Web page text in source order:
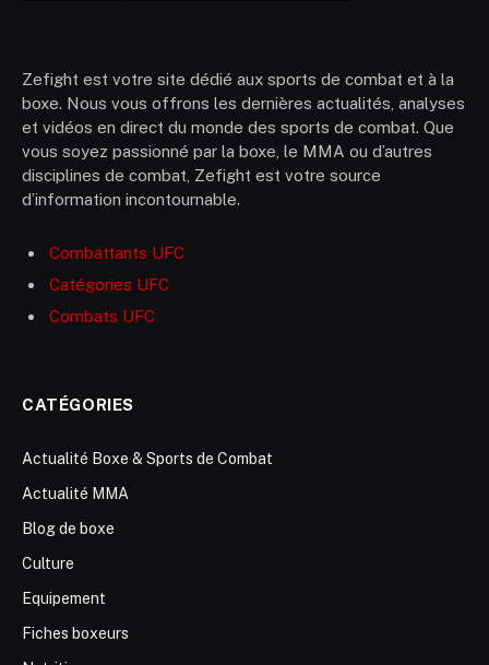
Zefight est votre site dédié aux sports de combat et à la
boxe. Nous vous offrons les dernières actualités, analyses
et vidéos en direct du monde des sports de combat. Que
vous soyez passionné par la boxe, le MMA ou d’autres
disciplines de combat, Zefight est votre source
d’information incontournable.
Combattants UFC
Catégories UFC
Combats UFC
CATÉGORIES
Actualité Boxe & Sports de Combat
Actualité MMA
Blog de boxe
Culture
Equipement
Fiches boxeurs